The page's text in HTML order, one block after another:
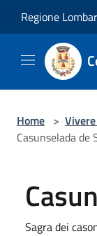
Regione
Home >
Casunselada de
Sagra dei